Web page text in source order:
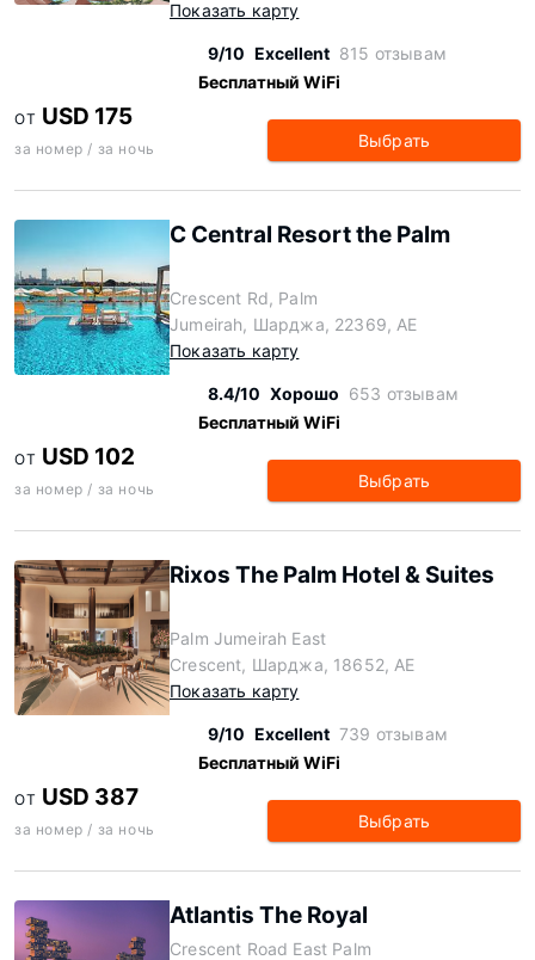
Показать карту
9/10 Excellent 815 отзывам
Бесплатный WiFi
ОТ USD 175
за номер / за ночь Выбрать
C Central Resort the Palm
Crescent Rd, Palm
Jumeirah, Шарджа, 22369, AE
Показать карту
8.4/10 Хорошо 653 отзывам
Бесплатный WiFi
ОТ USD 102
за номер / за ночь Выбрать
Rixos The Palm Hotel & Suites
Palm Jumeirah East
Crescent, Шарджа, 18652, AE
Показать карту
9/10 Excellent 739 отзывам
Бесплатный WiFi
ОТ USD 387
за номер / за ночь Выбрать
Atlantis The Royal
Crescent Road East Palm